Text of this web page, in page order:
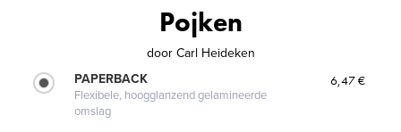
Pojken
door Carl Heideken
PAPERBACK
Flexibele, hoogglanzend gelamineerde
omslag
6,47 €